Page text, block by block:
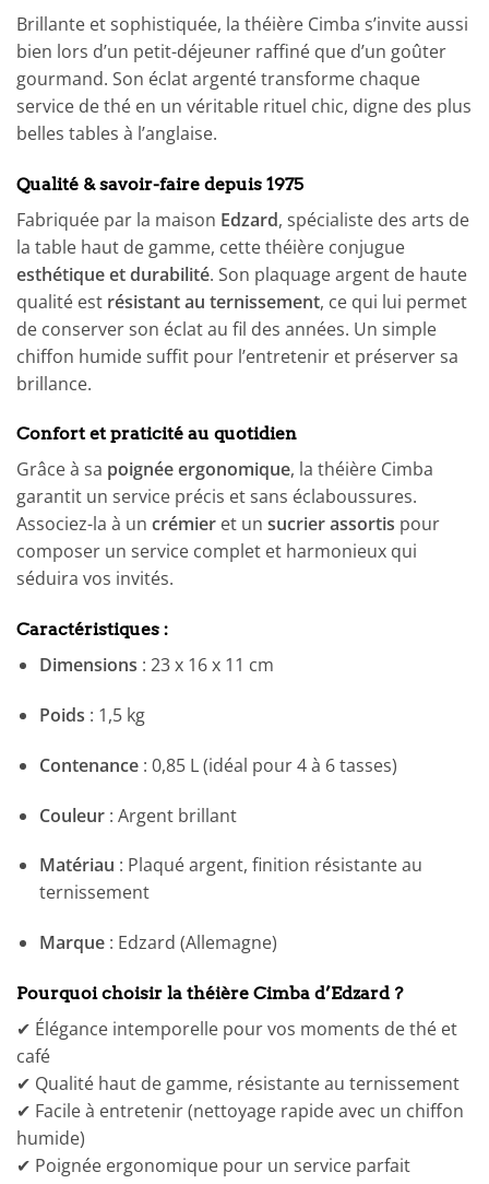
Brillante et sophistiquée, la théière Cimba s’invite aussi
bien lors d’un petit-déjeuner raffiné que d’un goûter
gourmand. Son éclat argenté transforme chaque
service de thé en un véritable rituel chic, digne des plus
belles tables à l’anglaise.
Qualité & savoir-faire depuis 1975
Fabriquée par la maison Edzard, spécialiste des arts de
la table haut de gamme, cette théière conjugue
esthétique et durabilité. Son plaquage argent de haute
qualité est résistant au ternissement, ce qui lui permet
de conserver son éclat au fil des années. Un simple
chiffon humide suffit pour l’entretenir et préserver sa
brillance.
Confort et praticité au quotidien
Grâce à sa poignée ergonomique, la théière Cimba
garantit un service précis et sans éclaboussures.
Associez-la à un crémier et un sucrier assortis pour
composer un service complet et harmonieux qui
séduira vos invités.
Caractéristiques :
Dimensions : 23 x 16 x 11 cm
Poids : 1,5 kg
Contenance: 0,85 L (idéal pour 4 à 6 tasses)
Couleur: Argent brillant
Matériau : Plaqué argent, finition résistante au
ternissement
Marque: Edzard (Allemagne)
Pourquoi choisir la théière Cimba d’Edzard ?
✔ Élégance intemporelle pour vos moments de thé et
café
✔ Qualité haut de gamme, résistante au ternissement
✔ Facile à entretenir (nettoyage rapide avec un chiffon
humide)
✔ Poignée ergonomique pour un service parfait